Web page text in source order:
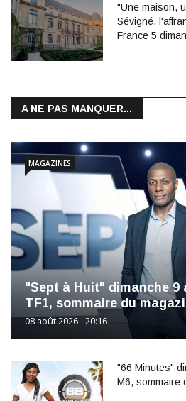
"Une maison,
Sévigné,
France 5
A NE PAS MANQUER...
"Sept à Huit" dimanche 9
TF1, sommaire du
08 août 2026 - 20:16
MAGAZINES
"66 Minutes"
M6, sommaire